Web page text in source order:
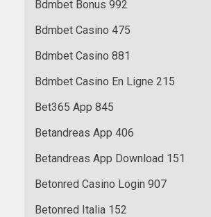
Bdmbet Bonus 992
Bdmbet Casino 475
Bdmbet Casino 881
Bdmbet Casino En Ligne 215
Bet365 App 845
Betandreas App 406
Betandreas App Download 151
Betonred Casino Login 907
Betonred Italia 152